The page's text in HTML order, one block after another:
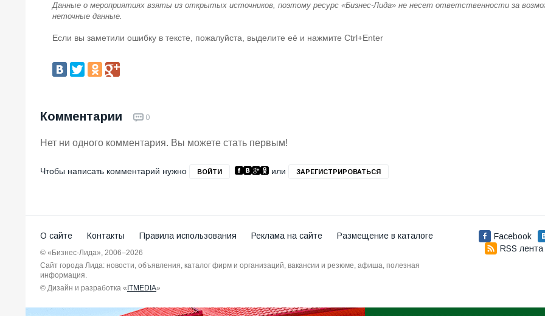
Данные о мероприятиях взяты из открытых источников, поэтому ресурс «Бизнес-Лида» не несет ответственности за
неточные данные.
Если вы заметили ошибку в тексте, пожалуйста, выделите её и нажмите Ctrl+Enter
Комментарии 0
Нет ни одного комментария. Вы можете стать первым!
Чтобы написать комментарий нужно ВОЙТИ или ЗАРЕГИСТРИРОВАТЬСЯ
О сайте Контакты Правила использования Реклама на сайте Размещение в каталоге
© «Бизнес-Лида», 2006–2026
Сайт города Лида: новости, объявления, каталог фирм и организаций, вакансии и резюме, афиша, полезная
информация.
© Дизайн и разработка «ITMEDIA»
Facebook
RSS лента